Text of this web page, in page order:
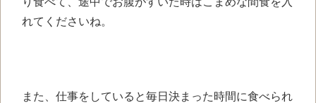
れてくださいね。
また、仕事をしていると毎日決まった時間に食べられ